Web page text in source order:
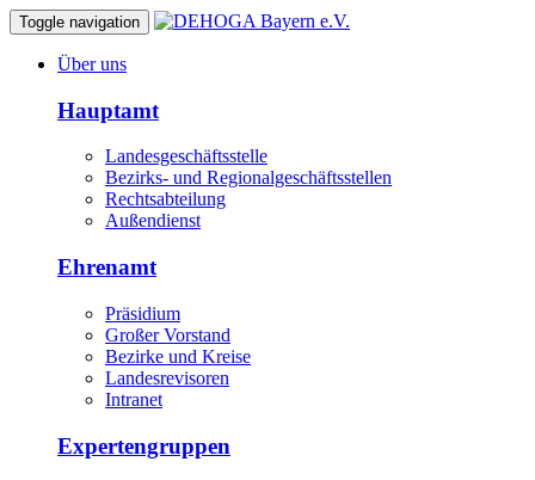
Toggle navigation
Über uns
Hauptamt
Landesgeschäftsstelle
Bezirks- und Regionalgeschäftsstellen
Rechtsabteilung
Außendienst
Ehrenamt
Präsidium
Großer Vorstand
Bezirke und Kreise
Landesrevisoren
Intranet
Expertengruppen